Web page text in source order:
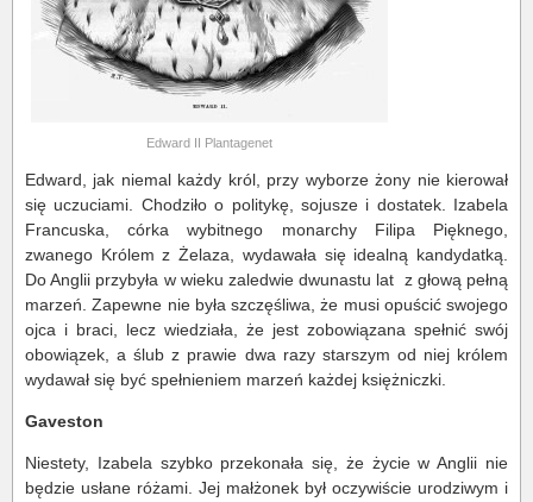
Edward II Plantagenet
Edward, jak niemal każdy król, przy wyborze żony nie kierował
się uczuciami. Chodziło o politykę, sojusze i dostatek. Izabela
Francuska, córka wybitnego monarchy Filipa Pięknego,
zwanego Królem z Żelaza, wydawała się idealną kandydatką.
Do Anglii przybyła w wieku zaledwie dwunastu lat z głową pełną
marzeń. Zapewne nie była szczęśliwa, że musi opuścić swojego
ojca i braci, lecz wiedziała, że jest zobowiązana spełnić swój
obowiązek, a ślub z prawie dwa razy starszym od niej królem
wydawał się być spełnieniem marzeń każdej księżniczki.
Gaveston
Niestety, Izabela szybko przekonała się, że życie w Anglii nie
będzie usłane różami. Jej małżonek był oczywiście urodziwym i